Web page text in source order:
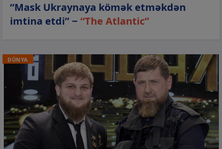
“Mask Ukraynaya kömək etməkdən
imtina etdi” − “The Atlantic”
DÜNYA